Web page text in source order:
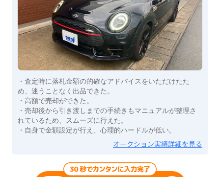
・査定時に落札金額の的確なアドバイスをいただけたた
め、迷うことなく出品できた。
・高額で売却ができた。
・売却後から引き渡しまでの手続きもマニュアルが整理さ
れているため、スムーズに行えた。
・自身で金額設定が行え、心理的ハードルが低い。
オークション実績詳細を見る